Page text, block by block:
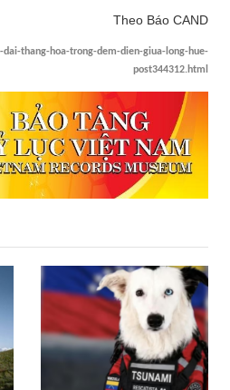
Theo Báo CAND
thang-hoa-trong-dem-dien-giua-long-hue-
post344312.html